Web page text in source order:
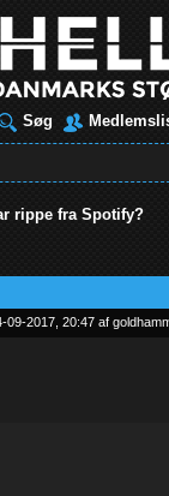
Søg
rippe fra Spotify?
09-2017, 20:47 af